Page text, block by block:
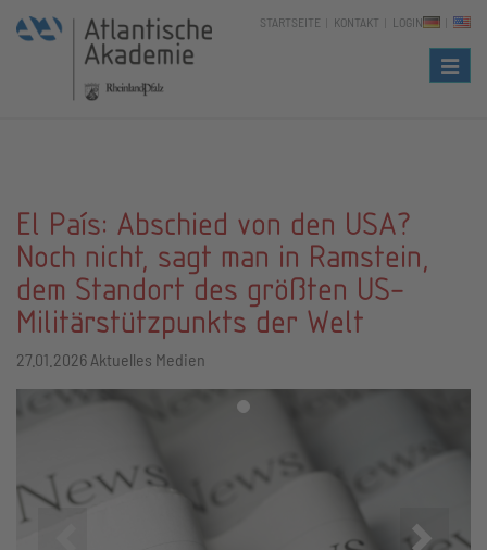
STARTSEITE KONTAKT LOGIN
El País: Abschied von den USA?
Noch nicht, sagt man in Ramstein,
dem Standort des größten US-
Militärstützpunkts der Welt
27.01.2026 Aktuelles Medien
Vor